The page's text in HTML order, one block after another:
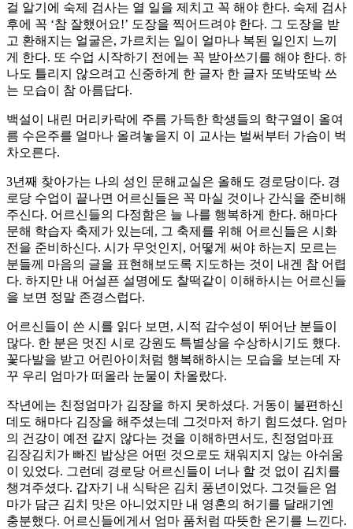
걸 알기에 숙제 검사는 열 일을 제치고 꼭 해야 한다. 숙제 검사
후에 꼭 ‘참 잘했어요!’ 도장을 찍어드려야 한다. 그 도장을 받
고 환해지는 얼굴은, 가르치는 일이 얼마나 복된 일인지 느끼
게 한다. 또 수업 시작하기 전에는 꼭 받아쓰기를 해야 한다. 하
나도 틀리지 않으려고 신중하게 한 글자 한 글자 또박또박 쓰
는 모습이 참 아름답다.
백설이 내린 머리카락에 주름 가득한 학생들의 학구열이 올여
름 수은주를 얼마나 올려놓을지 이 교사는 벌써부터 가슴이 벅
차오른다.
3년째 찾아가는 나의 성인 문해교실은 올해도 경로당이다. 경
로당 수업이 끝나면 어르신들은 꼭 마실 것이나 간식을 준비해
주신다. 어르신들의 다정함은 늘 나를 행복하게 한다. 해마다
문해 학습자 축제가 있는데, 그 축제를 위해 어르신들은 시화
전을 준비하신다. 시가 무엇인지, 어떻게 써야 하는지 모르는
분들께 마음의 글을 표현해보도록 지도하는 것이 내겐 참 어렵
다. 하지만 내 어설픈 설명에도 찰떡같이 이해하시는 어르신들
을 보면 정말 존경스럽다.
어르신들이 쓴 시를 읽다 보면, 시적 감수성이 뛰어난 분들이
많다. 한 분은 멋진 시로 강원도 특별상을 수상하시기도 했다.
꽃다발을 받고 어린아이처럼 행복해하시는 모습을 보는데 자
꾸 우리 엄마가 떠올라 눈물이 차올랐다.
작년에는 친정엄마가 김장을 하지 못하셨다. 거동이 불편하신
데도 해마다 김장을 해주셨는데 그것마저 하기 힘드셨다. 엄마
의 건강이 예전 같지 않다는 것을 이해하면서도, 친정엄마표
김장김치가 빠진 밥상은 어떤 것으로도 채워지지 않는 아쉬움
이 있었다. 그런데 경로당 어르신들이 너나 할 것 없이 김치를
챙겨주셨다. 갑자기 내 식탁은 김치 풍년이었다. 그것들은 엄
마가 담근 김치 맛은 아니었지만 내 영혼의 허기를 달래기엔
충분했다. 어르신들에게서 엄마 품처럼 따뜻한 온기를 느낀다.